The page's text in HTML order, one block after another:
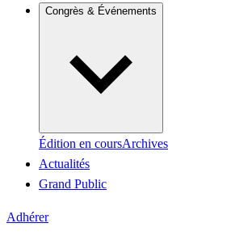
Congrès & Événements
Édition en coursArchives
Actualités
Grand Public
Adhérer